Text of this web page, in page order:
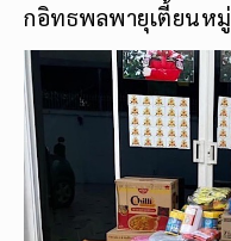
กอิทธพลพายุเตี้ยนหมู่